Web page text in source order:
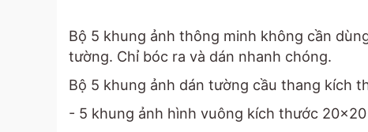
Bộ 5 khung ảnh thông minh không cần
tường. Chỉ bóc ra và dán nhanh chóng.
Bộ 5 khung ảnh dán tường cầu thang kích
- 5 khung ảnh hình vuông kích thước